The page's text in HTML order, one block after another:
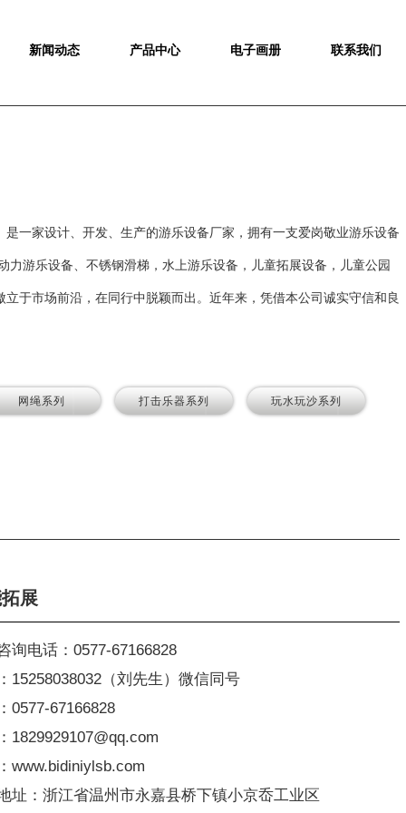
新闻动态 产品中心 电子画册 联系我们
一家设计、开发、生产的游乐设备厂家，拥有一支爱岗敬业游乐设备
游乐设备、不锈钢滑梯，水上游乐设备，儿童拓展设备，儿童公园
于市场前沿，在同行中脱颖而出。近年来，凭借本公司诚实守信和良
网绳系列 打击乐器系列 玩水玩沙系列
展
询电话：0577-67166828
15258038032（刘先生）微信同号
0577-67166828
1829929107@qq.com
www.bidiniylsb.com
址：浙江省温州市永嘉县桥下镇小京岙工业区